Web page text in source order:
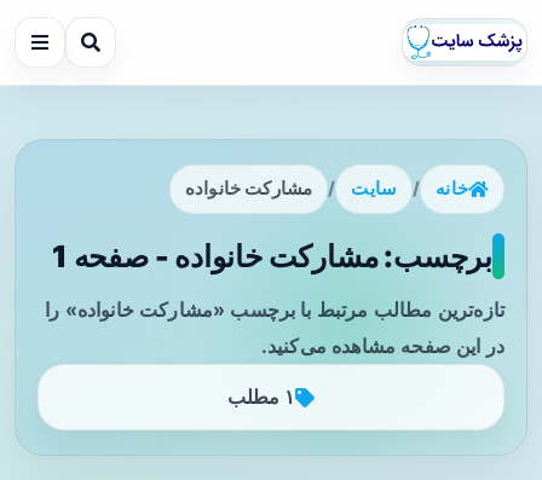
خانه / سایت / مشارکت خانواده
برچسب: مشارکت خانواده - صفحه 1
تازه‌ترین مطالب مرتبط با برچسب «مشارکت خانواده» را
در این صفحه مشاهده می‌کنید.
۱ مطلب